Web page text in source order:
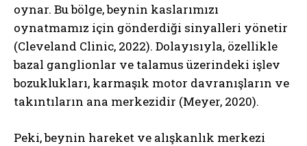
oynar. Bu bölge, beynin kaslarımızı
oynatmamız için gönderdiği sinyalleri yönetir
(Cleveland Clinic, 2022). Dolayısıyla, özellikle
bazal ganglionlar ve talamus üzerindeki işlev
bozuklukları, karmaşık motor davranışların ve
takıntıların ana merkezidir (Meyer, 2020).
Peki, beynin hareket ve alışkanlık merkezi